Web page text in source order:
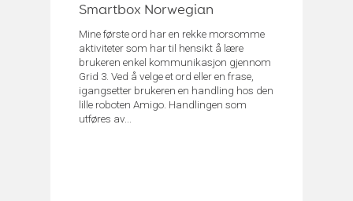
Smartbox Norwegian
Mine første ord har en rekke morsomme
aktiviteter som har til hensikt å lære
brukeren enkel kommunikasjon gjennom
Grid 3. Ved å velge et ord eller en frase,
igangsetter brukeren en handling hos den
lille roboten Amigo. Handlingen som
utføres av...